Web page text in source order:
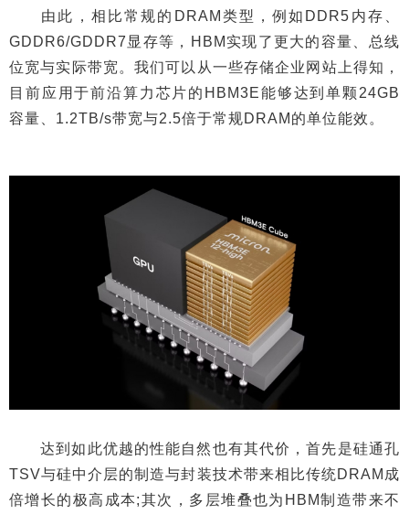
由此，相比常规的DRAM类型，例如DDR5内存、
GDDR6/GDDR7显存等，HBM实现了更大的容量、总线
位宽与实际带宽。我们可以从一些存储企业网站上得知，
目前应用于前沿算力芯片的HBM3E能够达到单颗24GB
容量、1.2TB/s带宽与2.5倍于常规DRAM的单位能效。
达到如此优越的性能自然也有其代价，首先是硅通孔
TSV与硅中介层的制造与封装技术带来相比传统DRAM成
倍增长的极高成本;其次，多层堆叠也为HBM制造带来不